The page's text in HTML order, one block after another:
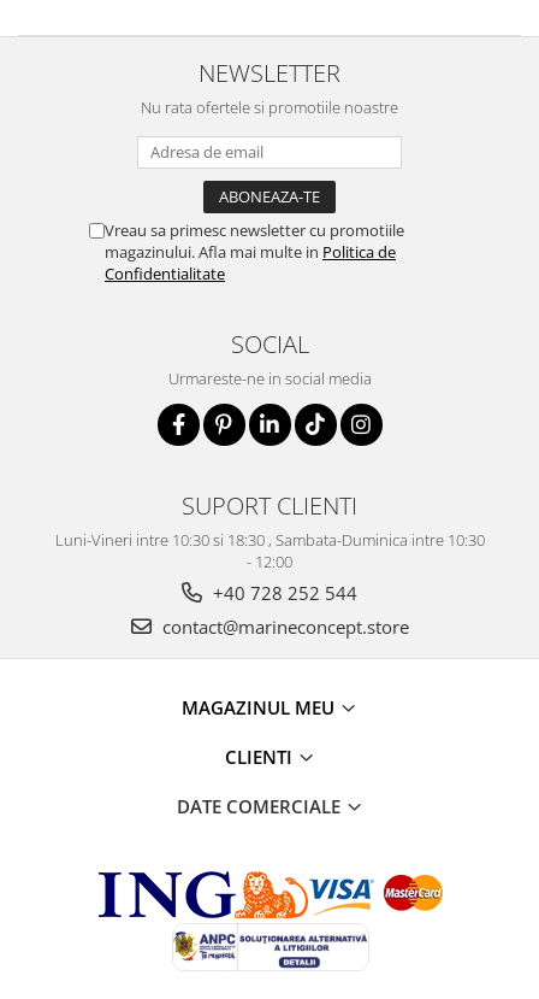
NEWSLETTER
Nu rata ofertele si promotiile noastre
Vreau sa primesc newsletter cu promotiile
magazinului. Afla mai multe in Politica de
Confidentialitate
SOCIAL
Urmareste-ne in social media
SUPORT CLIENTI
Luni-Vineri intre 10:30 si 18:30 , Sambata-Duminica intre 10:30
- 12:00
+40 728 252 544
contact@marineconcept.store
MAGAZINUL MEU
CLIENTI
DATE COMERCIALE